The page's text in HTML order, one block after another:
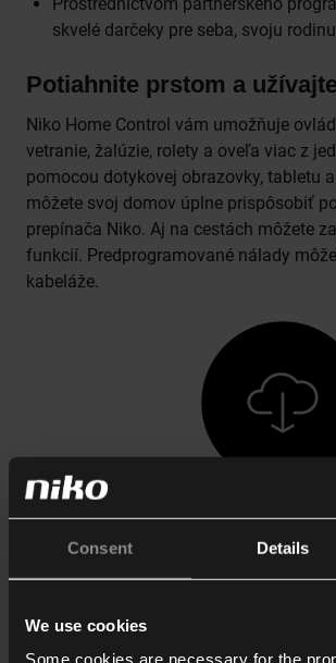
Consent Details
We use cookies
Some cookies are necessary for the
skvelé darčeky pre seba, svoju
Potiahnite prstom a
Niko Home Control vám umožňuje
vetranie, žalúzie, rolety a oveľa viac z
pomocou dotykovej obrazovky, tabletu
môžete svoj domov úplne prispôsobiť
prepínača Niko. Aj na cestách môžete
funkcií. Predprogramované nálady
kabeláže.
Naše
Zaujímate sa o odborné alebo